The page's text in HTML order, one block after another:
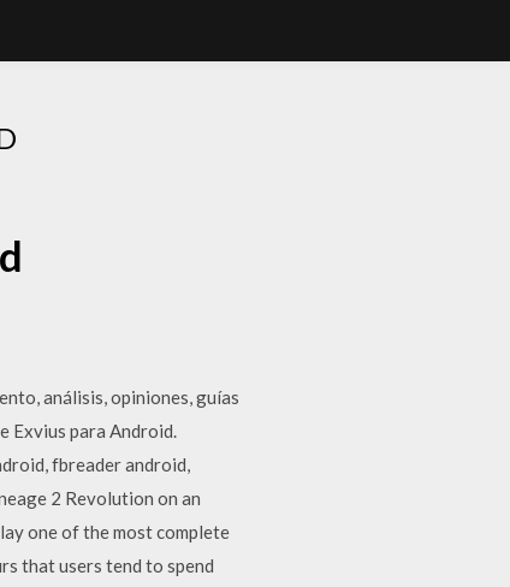
análisis, opiniones, guías
Exvius para Android.
fbreader android,
2 Revolution on an
one of the most complete
that users tend to spend